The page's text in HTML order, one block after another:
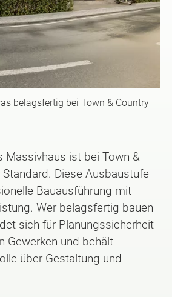
belagsfertig bei Town & Country
Massivhaus ist bei Town &
Diese Ausbaustufe
Bauausführung mit
Wer belagsfertig bauen
sich für Planungssicherheit
Gewerken und behält
über Gestaltung und